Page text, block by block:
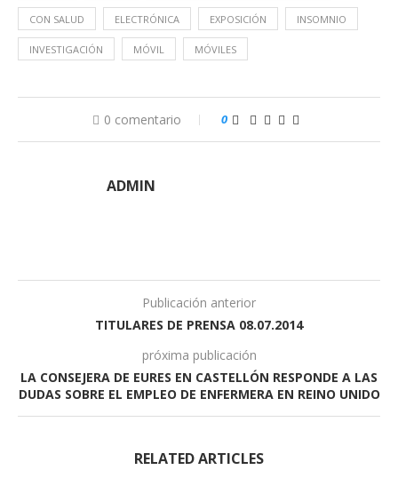
CON SALUD ELECTRÓNICA EXPOSICIÓN INSOMNIO
INVESTIGACIÓN MÓVIL MÓVILES
0 comentario 0
ADMIN
Publicación anterior
TITULARES DE PRENSA 08.07.2014
próxima publicación
LA CONSEJERA DE EURES EN CASTELLÓN RESPONDE A LAS
DUDAS SOBRE EL EMPLEO DE ENFERMERA EN REINO UNIDO
RELATED ARTICLES